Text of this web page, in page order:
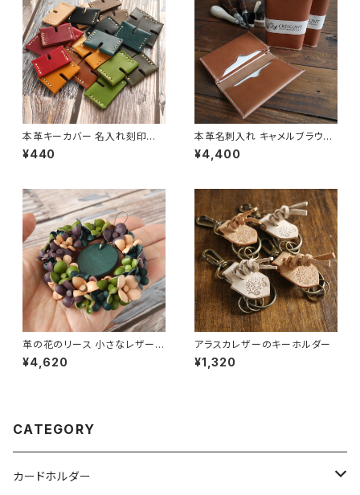
本革キーカバー 名入れ刻印対
応 [カラー選択可]
¥440
本革名刺入れ キャメルブラウン
名入れ刻印対応 [受注生産]
¥4,400
革の花のリース 小さなレザーリ
ース インテリア雑貨
¥4,620
アラスカレザーのキーホルダー
¥1,320
CATEGORY
カードホルダー